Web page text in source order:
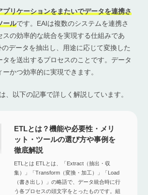
プリケーションをまたいでデータを連携さ
ールです。EAIは複数のシステムを連携さ
スの効率的な統合を実現する仕組みであ
データを抽出し、用途に応じて変換した
タを送出するプロセスのことです。データ
かつ効率的に実現できます。
、以下の記事で詳しく解説しています。
ETLとは？機能や必要性・メリ
ット・ツールの選び方や事例を
徹底解説
ETLとは ETLとは、「Extract（抽出・収
集）」「Transform（変換・加工）」「Load
（書き出し）」の略語で、データ統合時に行
う各プロセスの頭文字をとったものです。組